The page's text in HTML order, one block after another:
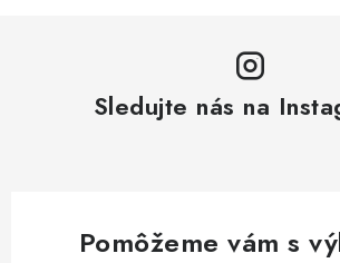
Sledujte nás na
Pomôžeme vám s